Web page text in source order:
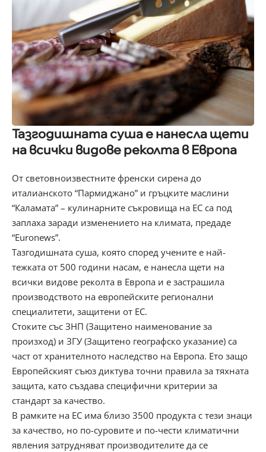
Тазгодишната суша е нанесла щети
на всички видове реколта в Европа
От световноизвестните френски сирена до
италианското “Пармиджано” и гръцките маслини
“Каламата” – кулинарните съкровища на ЕС са под
заплаха заради изменението на климата, предаде
“Euronews”.
Тазгодишната суша, която според учените е най-
тежката от 500 години насам, е нанесла щети на
всички видове реколта в Европа и е застрашила
производството на европейските регионални
специалитети, защитени от ЕС.
Стоките със ЗНП (Защитено наименование за
произход) и ЗГУ (Защитено географско указание) са
част от хранителното наследство на Европа. Ето защо
Европейският съюз диктува точни правила за тяхната
защита, като създава специфични критерии за
стандарт за качество.
В рамките на ЕС има близо 3500 продукта с тези знаци
за качество, но по-суровите и по-чести климатични
явления затрудняват производителите да се